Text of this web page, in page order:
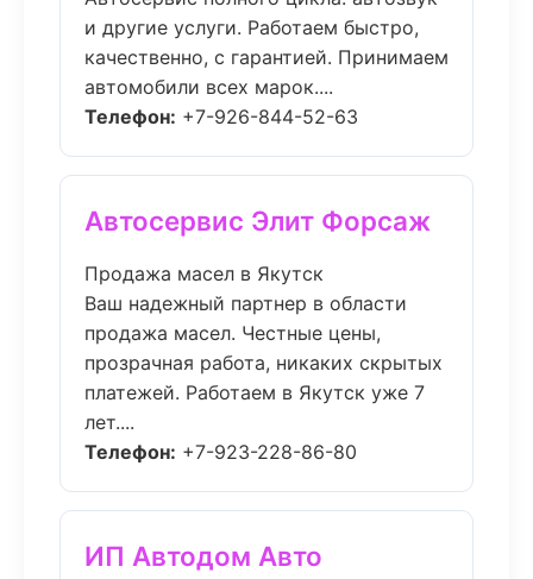
и другие услуги. Работаем быстро,
качественно, с гарантией. Принимаем
автомобили всех марок....
Телефон: +7-926-844-52-63
Автосервис Элит Форсаж
Продажа масел в Якутск
Ваш надежный партнер в области
продажа масел. Честные цены,
прозрачная работа, никаких скрытых
платежей. Работаем в Якутск уже 7
лет....
Телефон: +7-923-228-86-80
ИП Автодом Авто